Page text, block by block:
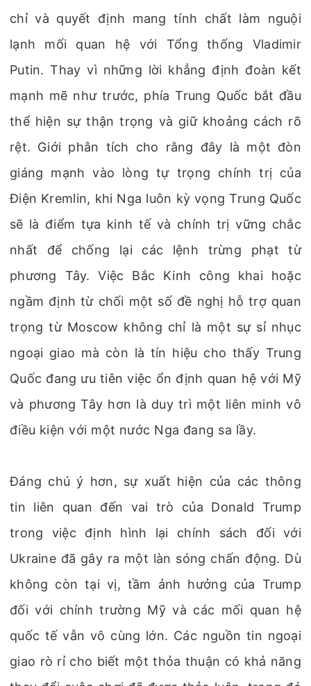
chỉ và quyết định mang tính chất làm nguội
lạnh mối quan hệ với Tổng thống Vladimir
Putin. Thay vì những lời khẳng định đoàn kết
mạnh mẽ như trước, phía Trung Quốc bắt đầu
thể hiện sự thận trọng và giữ khoảng cách rõ
rệt. Giới phân tích cho rằng đây là một đòn
giáng mạnh vào lòng tự trọng chính trị của
Điện Kremlin, khi Nga luôn kỳ vọng Trung Quốc
sẽ là điểm tựa kinh tế và chính trị vững chắc
nhất để chống lại các lệnh trừng phạt từ
phương Tây. Việc Bắc Kinh công khai hoặc
ngầm định từ chối một số đề nghị hỗ trợ quan
trọng từ Moscow không chỉ là một sự sỉ nhục
ngoại giao mà còn là tín hiệu cho thấy Trung
Quốc đang ưu tiên việc ổn định quan hệ với Mỹ
và phương Tây hơn là duy trì một liên minh vô
điều kiện với một nước Nga đang sa lầy.
Đáng chú ý hơn, sự xuất hiện của các thông
tin liên quan đến vai trò của Donald Trump
trong việc định hình lại chính sách đối với
Ukraine đã gây ra một làn sóng chấn động. Dù
không còn tại vị, tầm ảnh hưởng của Trump
đối với chính trường Mỹ và các mối quan hệ
quốc tế vẫn vô cùng lớn. Các nguồn tin ngoại
giao rò rỉ cho biết một thỏa thuận có khả năng